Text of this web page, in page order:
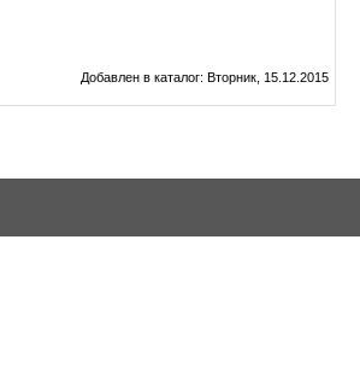
Добавлен в каталог: Вторник, 15.12.2015